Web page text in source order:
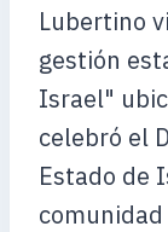
Lubertino
gestión
Israel"
celebró el
Estado de